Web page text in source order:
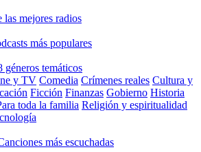
las mejores radios
más populares
géneros temáticos
y TV Comedia Crímenes reales Cultura y
Ficción Finanzas Gobierno Historia
toda la familia Religión y espiritualidad
más escuchadas